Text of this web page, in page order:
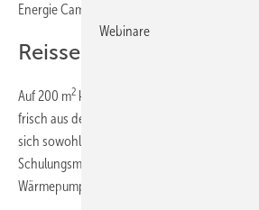
Energie Campus eröffnet.
Reisser Energie Campus
Auf 200 m2 kann Heiztechnik live erlebt und
frisch aus der Taufe gehobenen Reisser
sich sowohl die technische Ausstattung als
Schulungsmöglichkeiten ausschließlich auf
Wärmepumpen.
Webinare